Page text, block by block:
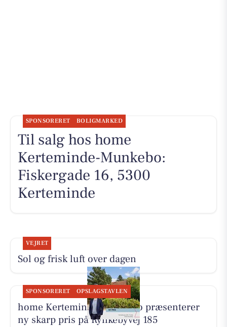
SPONSORERET BOLIGMARKED
Til salg hos home
Kerteminde-Munkebo:
Fiskergade 16, 5300
Kerteminde
VEJRET
Sol og frisk luft over dagen
SPONSORERET OPSLAGSTAVLEN
home Kerteminde-Munkebo præsenterer
ny skarp pris på Rynkebyvej 185